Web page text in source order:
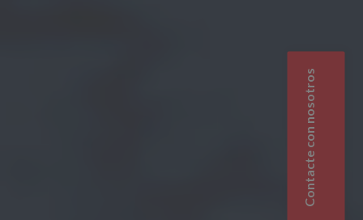
Contacte con nosotros